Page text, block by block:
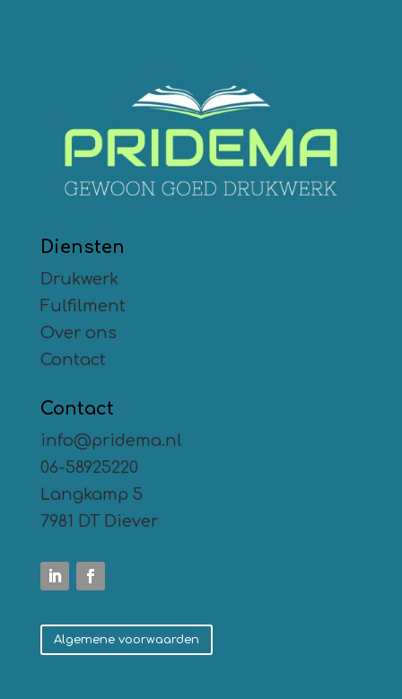
Diensten
Drukwerk
Fulfilment
Over ons
Contact
Contact
info@pridema.nl
06-58925220
Langkamp 5
7981 DT Diever
Algemene voorwaarden